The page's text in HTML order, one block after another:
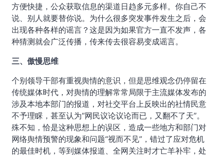
方便快捷，公众获取信息的渠道日趋多元多样。你自己不
说、别人就要替你说。为什么很多突发事件发生之后，会
出现各种各样的谣言？这是因为如果官方一直不发声，各
种猜测就会广泛传播，传来传去很容易变成谣言。
三、傲慢思维
个别领导干部有重视舆情的意识，但是思维观念仍停留在
传统媒体时代，对舆情的理解常常局限于主流媒体发布的
涉及本地本部门的报道，对社交平台上反映出的社情民意
不予理睬，甚至认为“网民议论议论而已，又翻不了天”。
殊不知，恰是这种思想上的误区，造成一些地方和部门对
网络舆情预警的现象和问题“视而不见”，错过了应对危机
的最佳时机，等到媒体报道、全网关注时才亡羊补牢，处